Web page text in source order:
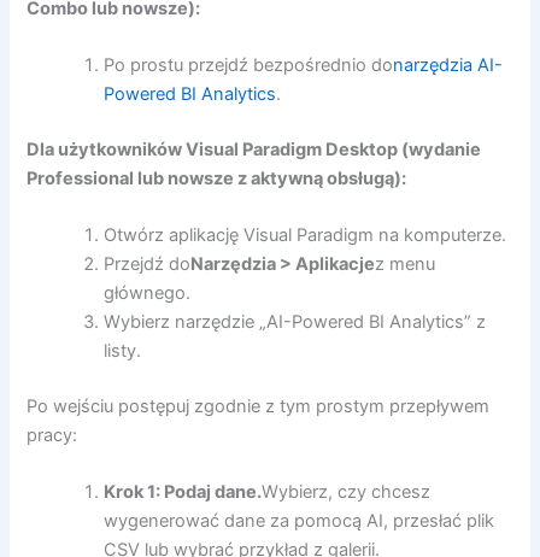
Combo lub nowsze):
Po prostu przejdź bezpośrednio donarzędzia AI-
Powered BI Analytics.
Dla użytkowników Visual Paradigm Desktop (wydanie
Professional lub nowsze z aktywną obsługą):
Otwórz aplikację Visual Paradigm na komputerze.
Przejdź doNarzędzia > Aplikacjez menu
głównego.
Wybierz narzędzie „AI-Powered BI Analytics” z
listy.
Po wejściu postępuj zgodnie z tym prostym przepływem
pracy:
Krok 1: Podaj dane.Wybierz, czy chcesz
wygenerować dane za pomocą AI, przesłać plik
CSV lub wybrać przykład z galerii.